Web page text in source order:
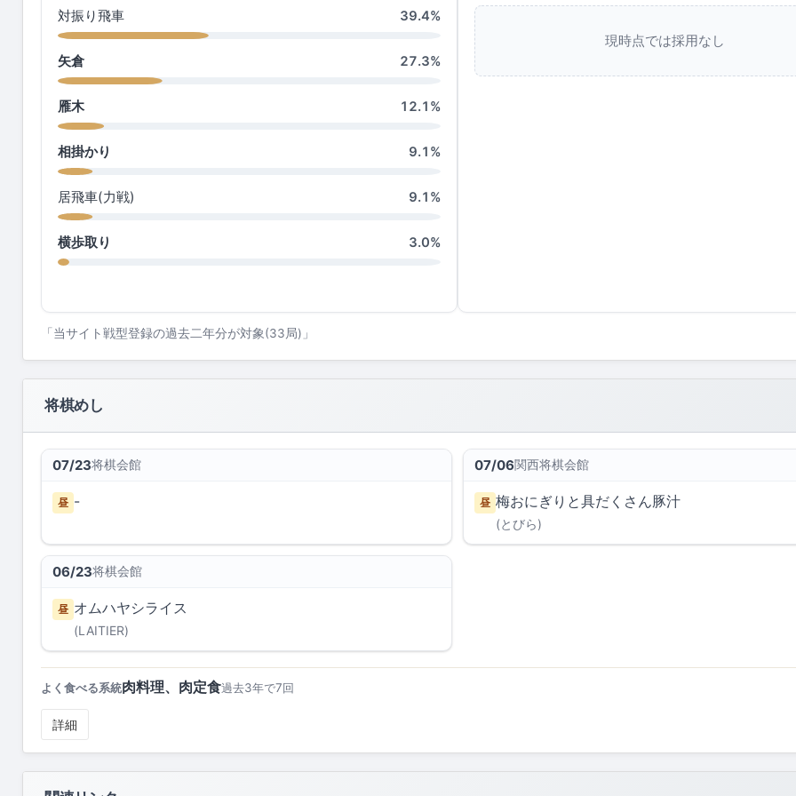
対振り飛車 39.4%
矢倉 27.3%
雁木 12.1%
相掛かり 9.1%
居飛車(力戦) 9.1%
横歩取り 3.0%
現時点では採用なし
「当サイト戦型登録の過去二年分が対象(33局)」
将棋めし
07/23将棋会館
昼 -
07/06関西将棋会館
昼 梅おにぎりと具だくさん豚汁
(とびら)
06/23将棋会館
昼 オムハヤシライス
(LAITIER)
よく食べる系統肉料理、肉定食過去3年で7回
詳細